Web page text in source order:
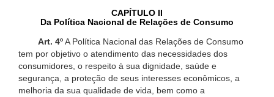
CAPÍTULO II
Da Política Nacional de Relações de Consumo
Art. 4ºA Política Nacional das Relações de Consumo
tem por objetivo o atendimento das necessidades dos
consumidores, o respeito à sua dignidade, saúde e
segurança, a proteção de seus interesses econômicos, a
melhoria da sua qualidade de vida, bem como a